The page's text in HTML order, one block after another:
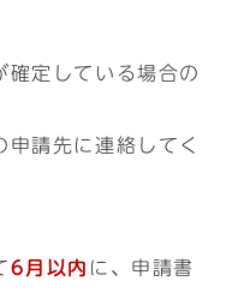
確定している場合の
請先に連絡してく
6月以内 に、申請書